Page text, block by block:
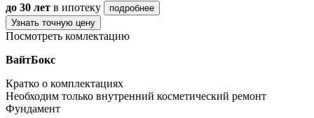
до 30 лет в ипотеку
подробнее
Узнать точную цену
Посмотреть комлектацию
ВайтБокс
Кратко о комплектациях
Необходим только внутренний косметический ремонт
Фундамент